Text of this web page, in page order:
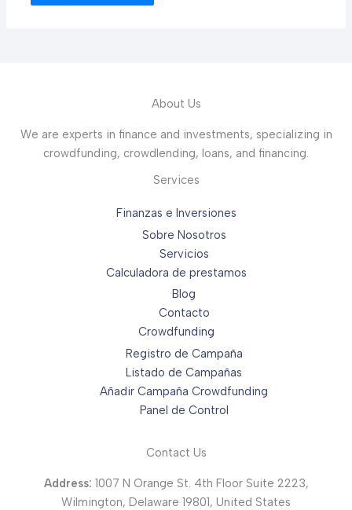
About Us
We are experts in finance and investments, specializing in
crowdfunding, crowdlending, loans, and financing.
Services
Finanzas e Inversiones
Sobre Nosotros
Servicios
Calculadora de prestamos
Blog
Contacto
Crowdfunding
Registro de Campaña
Listado de Campañas
Añadir Campaña Crowdfunding
Panel de Control
Contact Us
Address: 1007 N Orange St. 4th Floor Suite 2223,
Wilmington, Delaware 19801, United States